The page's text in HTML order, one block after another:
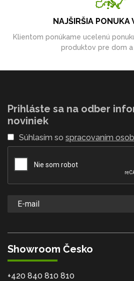
NAJŠIRŠIA PONUKA
Klientom ponúkame ucelenú
produktov pre dom a
Prihláste sa na odber
noviniek
Súhlasím so spracovaním
Showroom Česko
+420 840 810 810